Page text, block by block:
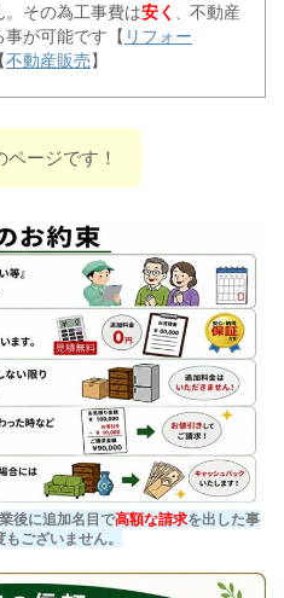
その為工事費は安く 、 不動産
事が可能です【 リフォー
不動産販売】
ページです！
後に追加名目で高額な請求を出した事
ございません。